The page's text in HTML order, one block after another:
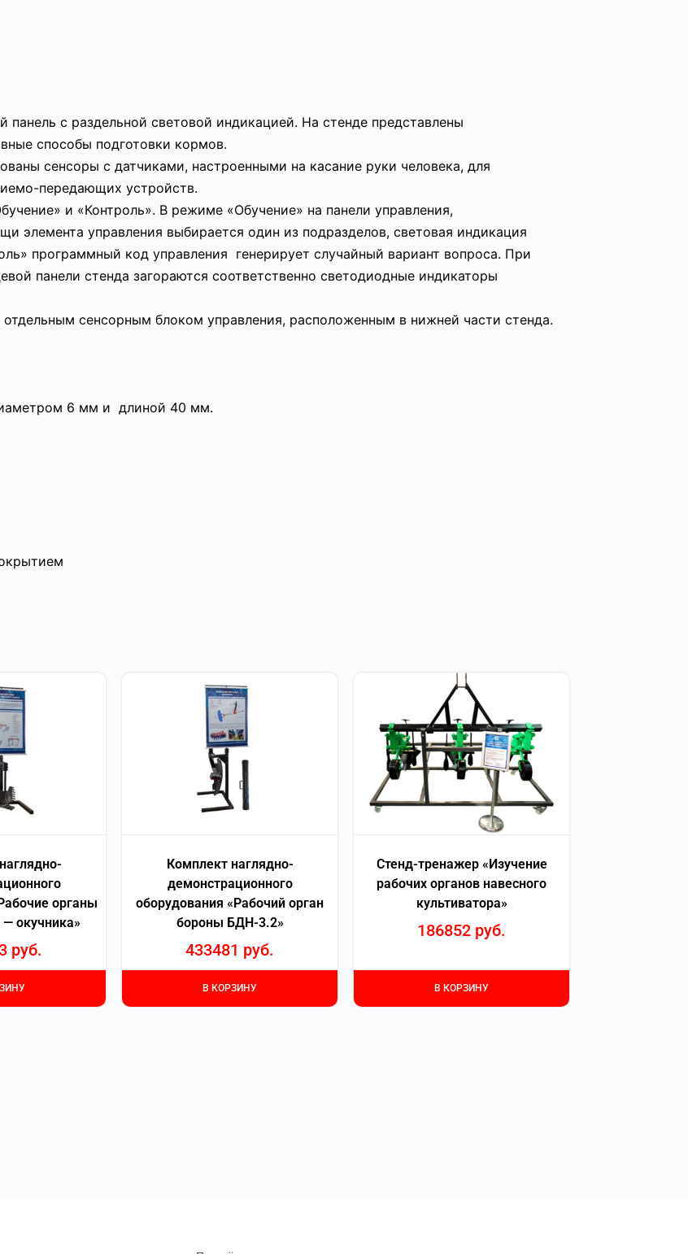
с раздельной световой индикацией. На стенде представлены
способы подготовки кормов.
сенсоры с датчиками, настроенными на касание руки человека, для
передающих устройств.
и «Контроль». В режиме «Обучение» на панели управления,
элемента управления выбирается один из подразделов, световая индикация
программный код управления генерирует случайный вариант вопроса. При
панели стенда загораются соответственно светодиодные индикаторы
отдельным сенсорным блоком управления, расположенным в нижней части стенда.
6 мм и длиной 40 мм.
органы
— окучника»
руб.
Комплект наглядно-
демонстрационного
оборудования «Рабочий орган
бороны БДН-3.2»
433481 руб.
В КОРЗИНУ
Стенд-тренажер «Изучение
рабочих органов навесного
культиватора»
186852 руб.
В КОРЗИНУ